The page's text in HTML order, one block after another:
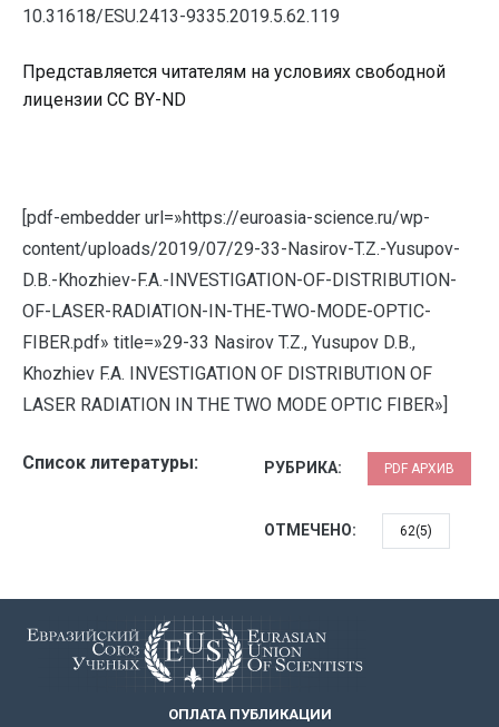
10.31618/ESU.2413-9335.2019.5.62.119
Представляется читателям на условиях свободной
лицензии CC BY-ND
[pdf-embedder url=»https://euroasia-science.ru/wp-
content/uploads/2019/07/29-33-Nasirov-T.Z.-Yusupov-
D.B.-Khozhiev-F.A.-INVESTIGATION-OF-DISTRIBUTION-
OF-LASER-RADIATION-IN-THE-TWO-MODE-OPTIC-
FIBER.pdf» title=»29-33 Nasirov T.Z., Yusupov D.B.,
Khozhiev F.A. INVESTIGATION OF DISTRIBUTION OF
LASER RADIATION IN THE TWO MODE OPTIC FIBER»]
Список литературы: РУБРИКА: PDF АРХИВ
ОТМЕЧЕНО: 62(5)
ОПЛАТА ПУБЛИКАЦИИ